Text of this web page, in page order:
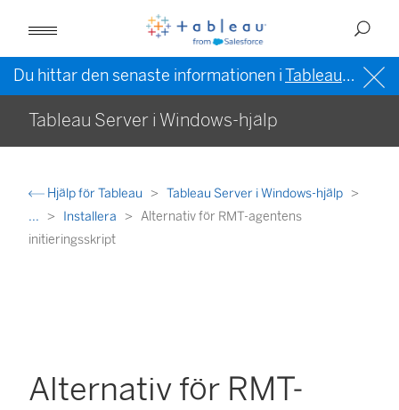
Du hittar den senaste informationen iTableau-hjälpen på engelska (USA)
Tableau Server i Windows-hjälp
Hjälp för Tableau
Tableau Server i Windows-hjälp
...
Installera
Alternativ för RMT-agentens
initieringsskript
Alternativ för RMT-